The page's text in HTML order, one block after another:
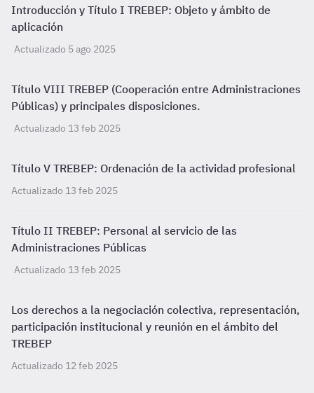
Introducción y Título I TREBEP: Objeto y ámbito de
aplicación
Actualizado 5 ago 2025
Título VIII TREBEP (Cooperación entre Administraciones
Públicas) y principales disposiciones.
Actualizado 13 feb 2025
Título V TREBEP: Ordenación de la actividad profesional
Actualizado 13 feb 2025
Título II TREBEP: Personal al servicio de las
Administraciones Públicas
Actualizado 13 feb 2025
Los derechos a la negociación colectiva, representación,
participación institucional y reunión en el ámbito del
TREBEP
Actualizado 12 feb 2025